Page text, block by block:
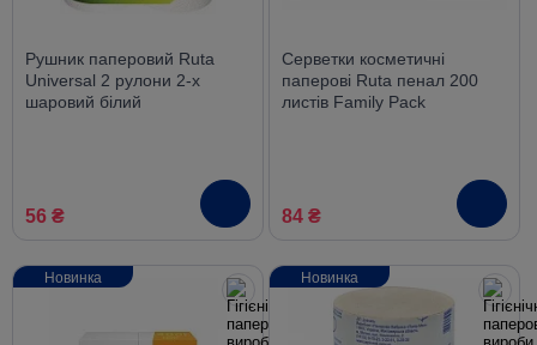
Рушник паперовий Ruta
Universal 2 рулони 2-х
шаровий білий
56 ₴
Серветки косметичні
паперові Ruta пенал 200
листів Family Рack
84 ₴
Новинка Новинка